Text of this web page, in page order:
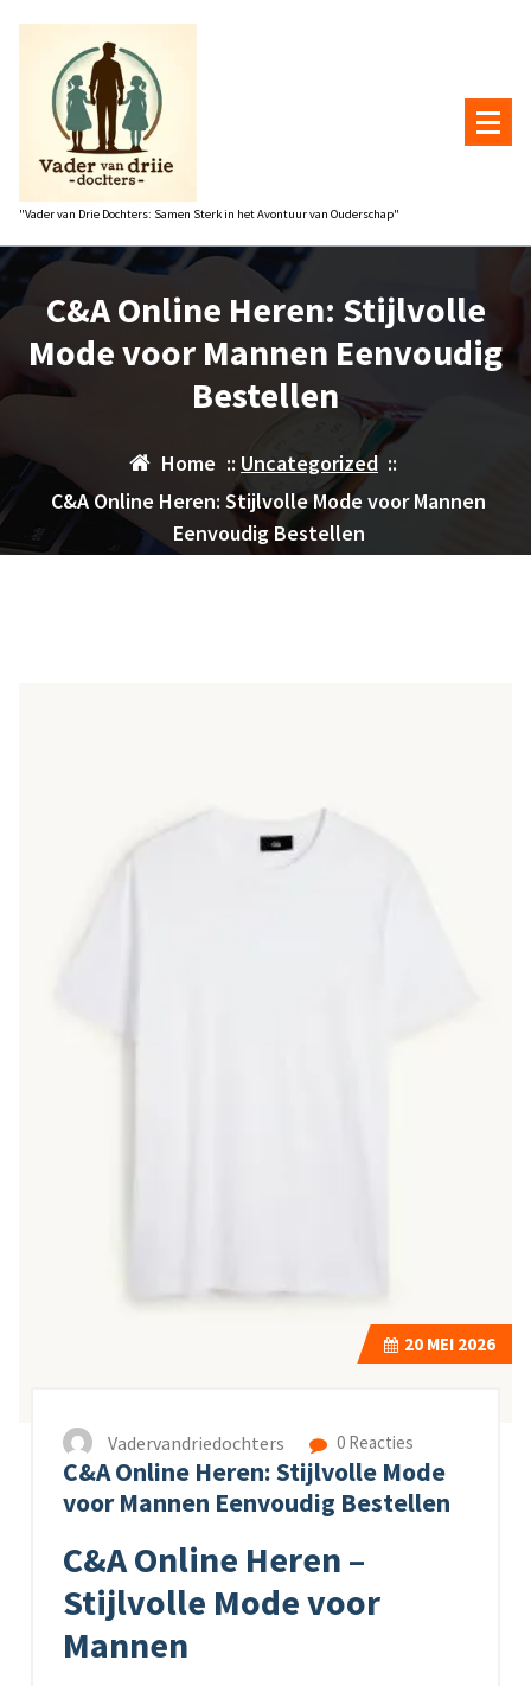
"Vader van Drie Dochters: Samen Sterk in het Avontuur van Ouderschap"
C&A Online Heren: Stijlvolle
Mode voor Mannen Eenvoudig
Bestellen
Home :: Uncategorized::
C&A Online Heren: Stijlvolle Mode voor Mannen
Eenvoudig Bestellen
20 MEI 2026
Vadervandriedochters 0 Reacties
C&A Online Heren: Stijlvolle Mode
voor Mannen Eenvoudig Bestellen
C&A Online Heren –
Stijlvolle Mode voor
Mannen